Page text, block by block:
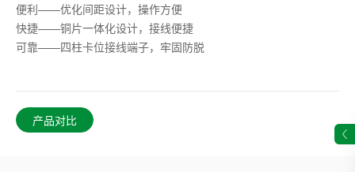
便利——优化间距设计，操作方便
快捷——铜片一体化设计，接线便捷
可靠——四柱卡位接线端子，牢固防脱
产品对比